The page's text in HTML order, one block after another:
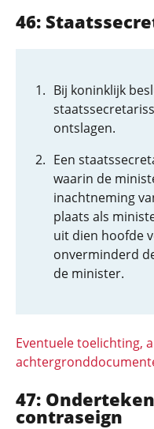
46:
Bij koninklijk
ontslagen.
Een
waarin de
inachtneming
plaats als
uit dien hoofde
onverminderd
de minister.
Eventuele toelichting,
47:
contraseign